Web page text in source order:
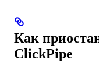
Как
ClickPipe